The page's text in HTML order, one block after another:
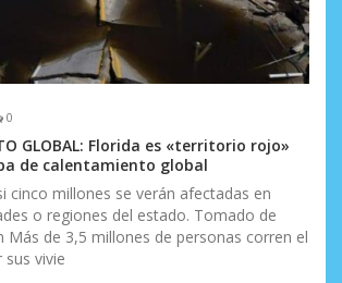
0
GLOBAL: Florida es «territorio rojo»
de calentamiento global
cinco millones se verán afectadas en
o regiones del estado. Tomado de
Más de 3,5 millones de personas corren el
vivie